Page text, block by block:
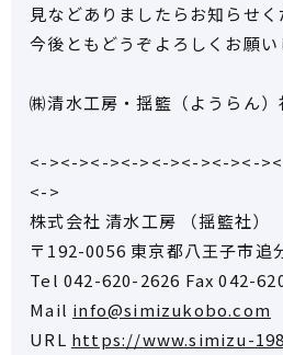
見などありましたらお知らせく
今後ともどうぞよろしくお願い
㈱清水工房・揺籃（ようらん）
<-><-><-><-><-><-><-><-
<->
株式会社 清水工房 （揺籃社）
〒192-0056 東京都八王子市追
Tel 042-620-2626 Fax 042-
Mail info@simizukobo.com
URL https://www.simizu-